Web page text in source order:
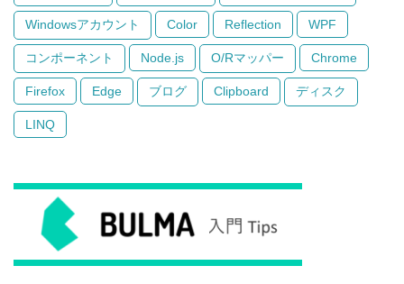
Windowsアカウント Color Reflection WPF
コンポーネント Node.js O/Rマッパー Chrome
Firefox Edge ブログ Clipboard ディスク
LINQ